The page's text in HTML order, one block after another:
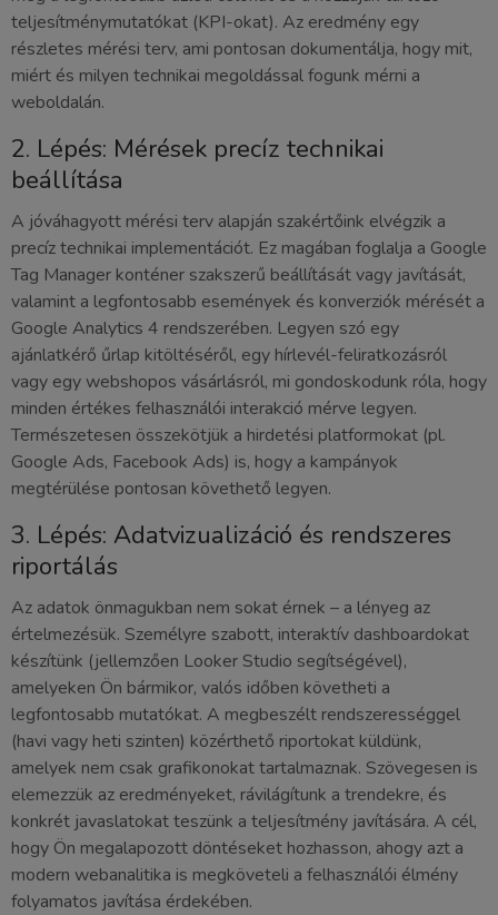
teljesítménymutatókat (KPI-okat). Az eredmény egy
részletes mérési terv, ami pontosan dokumentálja, hogy mit,
miért és milyen technikai megoldással fogunk mérni a
weboldalán.
2. Lépés: Mérések precíz technikai
beállítása
A jóváhagyott mérési terv alapján szakértőink elvégzik a
precíz technikai implementációt. Ez magában foglalja a Google
Tag Manager konténer szakszerű beállítását vagy javítását,
valamint a legfontosabb események és konverziók mérését a
Google Analytics 4 rendszerében. Legyen szó egy
ajánlatkérő űrlap kitöltéséről, egy hírlevél-feliratkozásról
vagy egy webshopos vásárlásról, mi gondoskodunk róla, hogy
minden értékes felhasználói interakció mérve legyen.
Természetesen összekötjük a hirdetési platformokat (pl.
Google Ads, Facebook Ads) is, hogy a kampányok
megtérülése pontosan követhető legyen.
3. Lépés: Adatvizualizáció és rendszeres
riportálás
Az adatok önmagukban nem sokat érnek – a lényeg az
értelmezésük. Személyre szabott, interaktív dashboardokat
készítünk (jellemzően Looker Studio segítségével),
amelyeken Ön bármikor, valós időben követheti a
legfontosabb mutatókat. A megbeszélt rendszerességgel
(havi vagy heti szinten) közérthető riportokat küldünk,
amelyek nem csak grafikonokat tartalmaznak. Szövegesen is
elemezzük az eredményeket, rávilágítunk a trendekre, és
konkrét javaslatokat teszünk a teljesítmény javítására. A cél,
hogy Ön megalapozott döntéseket hozhasson, ahogy azt a
modern webanalitika is megköveteli a felhasználói élmény
folyamatos javítása érdekében.